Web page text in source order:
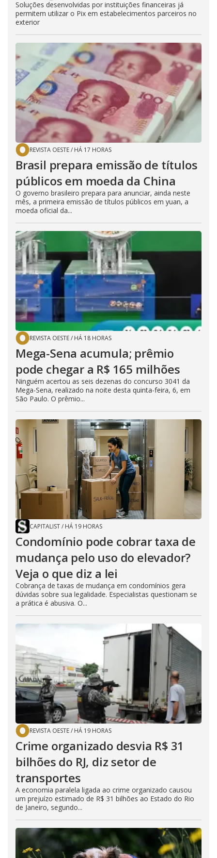
Soluções desenvolvidas por instituições financeiras já
permitem utilizar o Pix em estabelecimentos parceiros no
exterior
REVISTA OESTE/ HÁ 17 HORAS
Brasil prepara emissão de títulos
públicos em moeda da China
O governo brasileiro prepara para anunciar, ainda neste
mês, a primeira emissão de títulos públicos em yuan, a
moeda oficial da...
REVISTA OESTE/ HÁ 18 HORAS
Mega-Sena acumula; prêmio
pode chegar a R$ 165 milhões
Ninguém acertou as seis dezenas do concurso 3041 da
Mega-Sena, realizado na noite desta quinta-feira, 6, em
São Paulo. O prêmio...
CAPITALIST/ HÁ 19 HORAS
Condomínio pode cobrar taxa de
mudança pelo uso do elevador?
Veja o que diz a lei
Cobrança de taxas de mudança em condomínios gera
dúvidas sobre sua legalidade. Especialistas questionam se
a prática é abusiva. O...
REVISTA OESTE/ HÁ 19 HORAS
Crime organizado desvia R$ 31
bilhões do RJ, diz setor de
transportes
A economia paralela ligada ao crime organizado causou
um prejuízo estimado de R$ 31 bilhões ao Estado do Rio
de Janeiro, segundo...